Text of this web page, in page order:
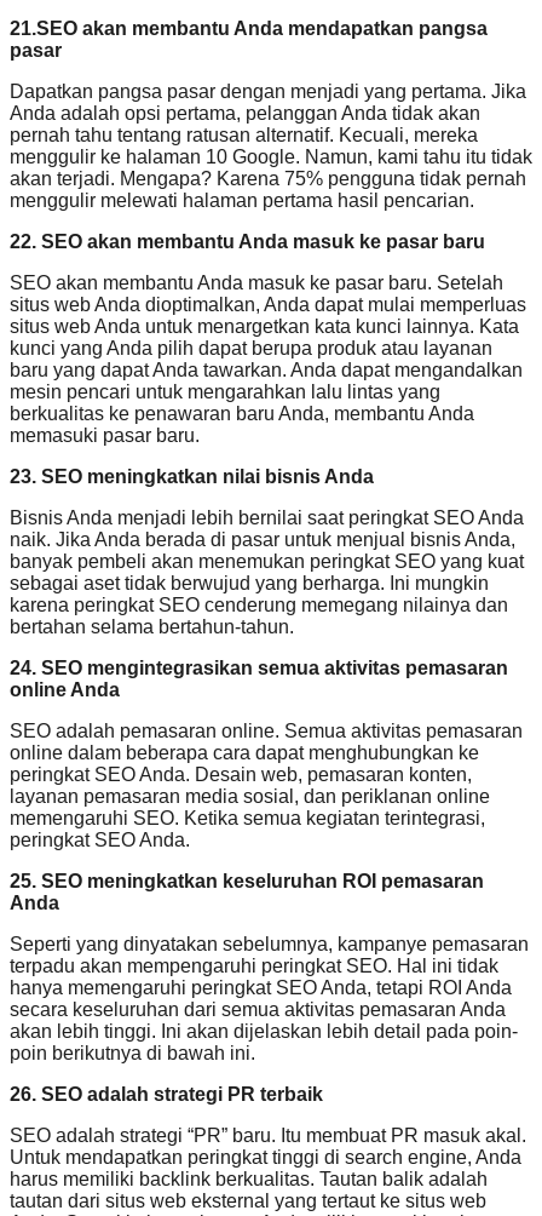
21.SEO akan membantu Anda mendapatkan pangsa
pasar
Dapatkan pangsa pasar dengan menjadi yang pertama. Jika
Anda adalah opsi pertama, pelanggan Anda tidak akan
pernah tahu tentang ratusan alternatif. Kecuali, mereka
menggulir ke halaman 10 Google. Namun, kami tahu itu tidak
akan terjadi. Mengapa? Karena 75% pengguna tidak pernah
menggulir melewati halaman pertama hasil pencarian.
22. SEO akan membantu Anda masuk ke pasar baru
SEO akan membantu Anda masuk ke pasar baru. Setelah
situs web Anda dioptimalkan, Anda dapat mulai memperluas
situs web Anda untuk menargetkan kata kunci lainnya. Kata
kunci yang Anda pilih dapat berupa produk atau layanan
baru yang dapat Anda tawarkan. Anda dapat mengandalkan
mesin pencari untuk mengarahkan lalu lintas yang
berkualitas ke penawaran baru Anda, membantu Anda
memasuki pasar baru.
23. SEO meningkatkan nilai bisnis Anda
Bisnis Anda menjadi lebih bernilai saat peringkat SEO Anda
naik. Jika Anda berada di pasar untuk menjual bisnis Anda,
banyak pembeli akan menemukan peringkat SEO yang kuat
sebagai aset tidak berwujud yang berharga. Ini mungkin
karena peringkat SEO cenderung memegang nilainya dan
bertahan selama bertahun-tahun.
24. SEO mengintegrasikan semua aktivitas pemasaran
online Anda
SEO adalah pemasaran online. Semua aktivitas pemasaran
online dalam beberapa cara dapat menghubungkan ke
peringkat SEO Anda. Desain web, pemasaran konten,
layanan pemasaran media sosial, dan periklanan online
memengaruhi SEO. Ketika semua kegiatan terintegrasi,
peringkat SEO Anda.
25. SEO meningkatkan keseluruhan ROI pemasaran
Anda
Seperti yang dinyatakan sebelumnya, kampanye pemasaran
terpadu akan mempengaruhi peringkat SEO. Hal ini tidak
hanya memengaruhi peringkat SEO Anda, tetapi ROI Anda
secara keseluruhan dari semua aktivitas pemasaran Anda
akan lebih tinggi. Ini akan dijelaskan lebih detail pada poin-
poin berikutnya di bawah ini.
26. SEO adalah strategi PR terbaik
SEO adalah strategi “PR” baru. Itu membuat PR masuk akal.
Untuk mendapatkan peringkat tinggi di search engine, Anda
harus memiliki backlink berkualitas. Tautan balik adalah
tautan dari situs web eksternal yang tertaut ke situs web